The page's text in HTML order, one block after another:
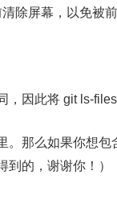
除屏幕，以免被
因此将 git ls-
。那么如果你想
到的，谢谢你！）